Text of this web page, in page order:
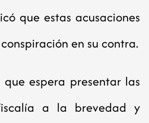
que estas acusaciones
en su contra.
espera presentar las
a la brevedad y